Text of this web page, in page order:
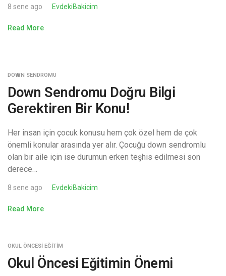
8 sene ago EvdekiBakicim
Read More
DOWN SENDROMU
Down Sendromu Doğru Bilgi
Gerektiren Bir Konu!
Her insan için çocuk konusu hem çok özel hem de çok
önemli konular arasında yer alır. Çocuğu down sendromlu
olan bir aile için ise durumun erken teşhis edilmesi son
derece…
8 sene ago EvdekiBakicim
Read More
OKUL ÖNCESI EĞITIM
Okul Öncesi Eğitimin Önemi